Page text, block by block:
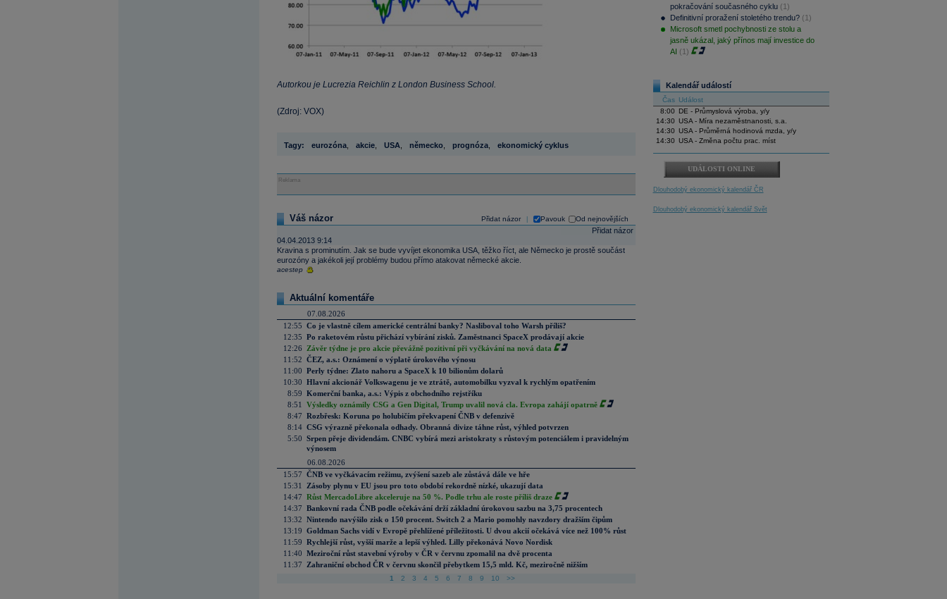
Autorkou je Lucrezia Reichlin z London Business School.
(Zdroj: VOX)
Tagy: eurozóna, akcie, USA německo, prognóza, ekonomický cyklus
Reklama
Přidat názor Pavouk Od nejnovějších
Váš názor
Přidat názor
04.04.2013 9:14
Kravina s prominutím. Jak se bude vyvíjet ekonomika USA, těžko říct, ale Německo je prostě součást
eurozóny a jakékoli její problémy budou přímo atakovat německé akcie.
acestep
Aktuální komentáře
07.08.2026
12:55 Co je vlastně cílem americké centrální banky? Nasliboval toho Warsh příliš?
12:35 Po raketovém růstu přichází vybírání zisků. Zaměstnanci SpaceX prodávají akcie
12:26
Závěr týdne je pro akcie převážně pozitivní při vyčkávání na nová data
11:52 ČEZ, a.s.: Oznámení o výplatě úrokového výnosu
11:00 Perly týdne: Zlato nahoru a SpaceX k 10 bilionům dolarů
10:30 Hlavní akcionář Volkswagenu je ve ztrátě, automobilku vyzval k rychlým opatřením
8:59 Komerční banka, a.s.: Výpis z obchodního rejstříku
8:51
Výsledky oznámily CSG a Gen Digital, Trump uvalil nová cla. Evropa zahájí opatrně
8:47 Rozbřesk: Koruna po holubičím překvapení ČNB v defenzivě
8:14 CSG výrazně překonala odhady. Obranná divize táhne růst, výhled potvrzen
5:50 Srpen přeje dividendám. CNBC vybírá mezi aristokraty s růstovým potenciálem i pravidelným
výnosem
06.08.2026
15:57 ČNB ve vyčkávacím režimu, zvýšení sazeb ale zůstává dále ve hře
15:31
Zásoby plynu v EU jsou pro toto období rekordně nízké, ukazují data
14:47 Růst MercadoLibre akceleruje na 50 %. Podle trhu ale roste příliš draze
14:37 Bankovní rada ČNB podle očekávání drží základní úrokovou sazbu na 3,75 procentech
13:32 Nintendo navýšilo zisk o 150 procent. Switch 2 a Mario pomohly navzdory dražším čipům
13:19 Goldman Sachs vidí v Evropě přehlížené příležitosti. U dvou akcií očekává více než 100% růst
11:59 Rychlejší růst, vyšší marže a lepší výhled. Lilly překonává Novo Nordisk
11:40 Meziroční růst stavební výroby v ČR v červnu zpomalil na dvě procenta
11:37
Zahraniční obchod ČR v červnu skončil přebytkem 15,5 mld. Kč, meziročně nižším
1 2 3 4 5 6 7 8 9 10 >>
pokračování současného cyklu (1)
Definitivní proražení stoletého trendu? (1)
Microsoft smetl pochybnosti ze stolu a
jasně ukázal, jaký přínos mají investice do
AI (1)
Kalendář událostí
Čas Událost
8:00
DE - Průmyslová výroba, y/y
14:30 USA - Míra nezaměstnanosti, s.a.
14:30 USA - Průměrná hodinová mzda, y/y
14:30 USA - Změna počtu prac. míst
UDÁLOSTI ONLINE
Dlouhodobý ekonomický kalendář ČR
Dlouhodobý ekonomický kalendář Svět